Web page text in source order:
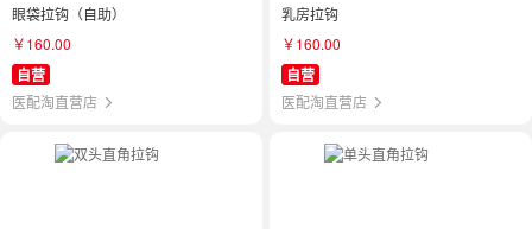
眼袋拉钩（自助）
￥160.00
自营
医配淘直营店
乳房拉钩
￥160.00
自营
医配淘直营店